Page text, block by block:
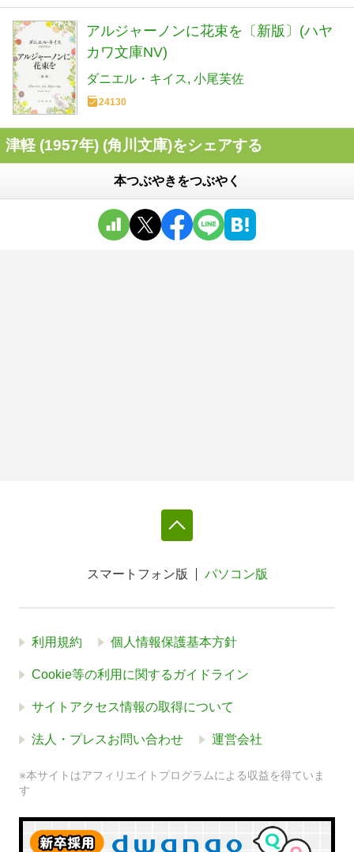
アルジャーノンに花束を〔新版〕(ハヤ
カワ文庫NV)
ダニエル・キイス 小尾芙佐
24130
津軽 (1957年) (角川文庫)をシェアする
本つぶやきをつぶやく
スマートフォン版 パソコン版
利用規約 個人情報保護基本方針
Cookie等の利用に関するガイドライン
サイトアクセス情報の取得について
法人・プレスお問い合わせ 運営会社
※本サイトはアフィリエイトプログラムによる収益を得ていま
す